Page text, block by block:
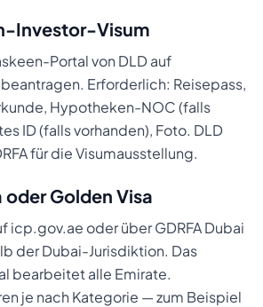
Investor-Visum
Portal von DLD auf
Erforderlich: Reisepass,
Hypotheken-NOC (falls
ID (falls vorhanden), Foto. DLD
für die Visumausstellung.
oder Golden Visa
icp.gov.ae oder über GDRFA Dubai
der Dubai-Jurisdiktion. Das
bearbeitet alle Emirate.
je nach Kategorie — zum Beispiel